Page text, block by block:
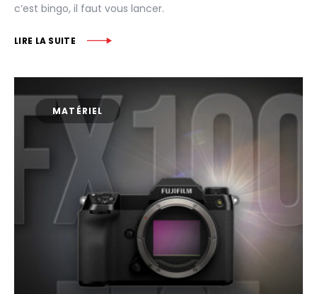
c’est bingo, il faut vous lancer.
LIRE LA SUITE
MATÉRIEL